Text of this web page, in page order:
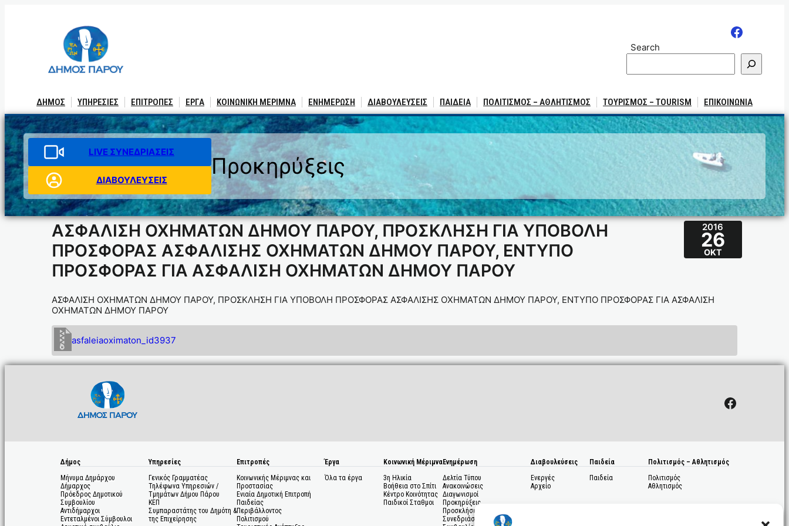
Search
ΔΗΜΟΣ ΥΠΗΡΕΣΙΕΣ ΕΠΙΤΡΟΠΕΣ ΕΡΓΑ ΚΟΙΝΩΝΙΚΗ ΜΕΡΙΜΝΑ ΕΝΗΜΕΡΩΣΗ ΔΙΑΒΟΥΛΕΥΣΕΙΣ ΠΑΙΔΕΙΑ ΠΟΛΙΤΙΣΜΟΣ – ΑΘΛΗΤΙΣΜΟΣ ΤΟΥΡΙΣΜΟΣ – TOURISM ΕΠΙΚΟΙΝΩΝΙΑ
LIVE ΣΥΝΕΔΡΙΑΣΕΙΣ
ΔΙΑΒΟΥΛΕΥΣΕΙΣ
Προκηρύξεις
ΑΣΦΑΛΙΣΗ ΟΧΗΜΑΤΩΝ ΔΗΜΟΥ ΠΑΡΟΥ, ΠΡΟΣΚΛΗΣΗ ΓΙΑ ΥΠΟΒΟΛΗ
ΠΡΟΣΦΟΡΑΣ ΑΣΦΑΛΙΣΗΣ ΟΧΗΜΑΤΩΝ ΔΗΜΟΥ ΠΑΡΟΥ, ΕΝΤΥΠΟ
ΠΡΟΣΦΟΡΑΣ ΓΙΑ ΑΣΦΑΛΙΣΗ ΟΧΗΜΑΤΩΝ ΔΗΜΟΥ ΠΑΡΟΥ
2016
26
ΟΚΤ
ΑΣΦΑΛΙΣΗ ΟΧΗΜΑΤΩΝ ΔΗΜΟΥ ΠΑΡΟΥ, ΠΡΟΣΚΛΗΣΗ ΓΙΑ ΥΠΟΒΟΛΗ ΠΡΟΣΦΟΡΑΣ ΑΣΦΑΛΙΣΗΣ ΟΧΗΜΑΤΩΝ ΔΗΜΟΥ ΠΑΡΟΥ, ΕΝΤΥΠΟ ΠΡΟΣΦΟΡΑΣ ΓΙΑ ΑΣΦΑΛΙΣΗ
ΟΧΗΜΑΤΩΝ ΔΗΜΟΥ ΠΑΡΟΥ
asfaleiaoximaton_id3937
Facebook
Δήμος
Μήνυμα Δημάρχου
Δήμαρχος
Πρόεδρος Δημοτικού
Συμβουλίου
Αντιδήμαρχοι
Εντεταλμένοι Σύμβουλοι
Υπηρεσίες
Γενικός Γραμματέας
Τηλέφωνα Υπηρεσιών /
Τμημάτων Δήμου Πάρου
ΚΕΠ
Συμπαραστάτης του Δημότη &
της Επιχείρησης
Επιτροπές
Κοινωνικής Μέριμνας και
Προστασίας
Ενιαία Δημοτική Επιτροπή
Παιδείας
Περιβάλλοντος
Πολιτισμού
Έργα
Όλα τα έργα
Κοινωνική Μέριμνα
3η Ηλικία
Βοήθεια στο Σπίτι
Κέντρο Κοινότητας
Παιδικοί Σταθμοι
Ενημέρωση
Δελτία Τύπου
Ανακοινώσεις
Διαγωνισμοί
Προκηρύξεις
Προσκλήσεις σε
Συνεδριάσεις Δημοτικού
Διαβουλεύσεις
Ενεργές
Αρχείο
Παιδεία
Παιδεία
Πολιτισμός – Αθλητισμός
Πολιτισμός
Αθλητισμός